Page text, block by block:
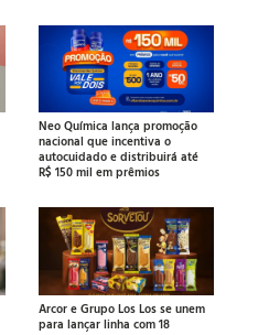
Neo Química lança promoção
nacional que incentiva o
autocuidado e distribuirá até
R$ 150 mil em prêmios
Arcor e Grupo Los Los se unem
para lançar linha com 18